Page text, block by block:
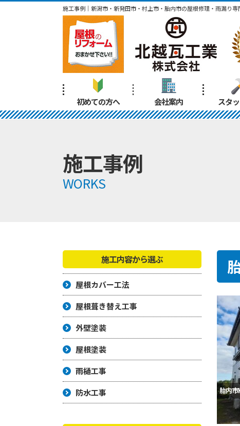
施工事例｜新潟市・新発田市・村上市・胎内市の屋根修理・雨漏り
初めての方へ 会社案内 スタ
施工事例
WORKS
胎内
施工内容から選ぶ
屋根カバー工法
屋根葺き替え工事
外壁塗装
屋根塗装
雨樋工事
防水工事